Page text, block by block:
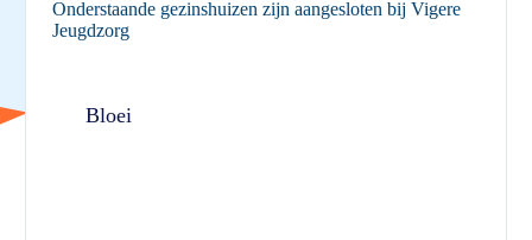
Onderstaande gezinshuizen zijn aangesloten bij Vigere
Jeugdzorg
Bloei